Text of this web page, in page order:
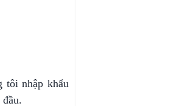
tôi nhập khẩu